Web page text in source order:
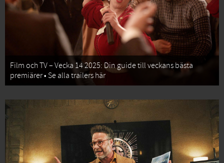
Film och TV – Vecka 14 2025: Din guide till veckans bästa
premiärer • Se alla trailers här